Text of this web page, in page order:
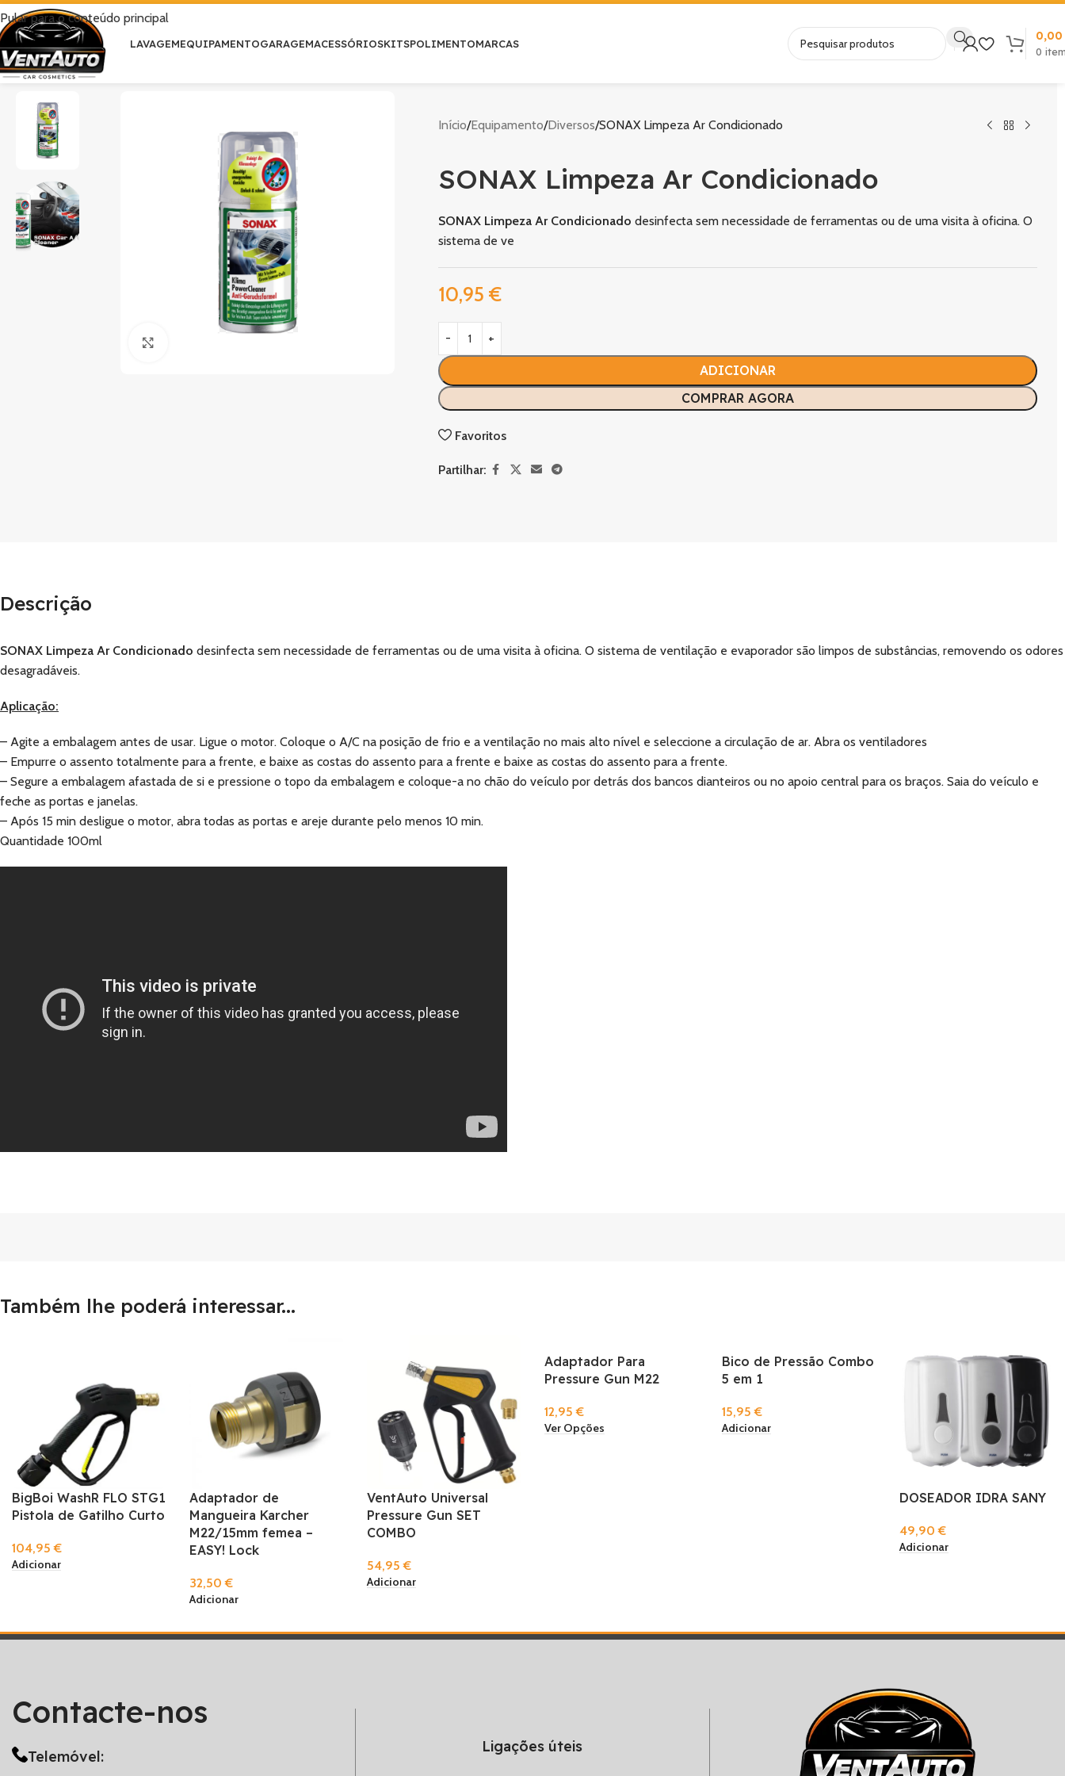
Pular para o conteúdo principal
LAVAGEMEQUIPAMENTOGARAGEMACESSÓRIOSKITSPOLIMENTOMARCAS
0
0,00
Início Equipamento Diversos SONAX Limpeza Ar Condicionado
SONAX Limpeza Ar Condicionado
SONAX Limpeza Ar Condicionado desinfecta sem necessidade de ferramentas ou de uma visita à oficina. O
sistema de ve
10,95 €
ADICIONAR
COMPRAR AGORA
Favoritos
Partilhar:
Descrição
SONAX Limpeza Ar Condicionado desinfecta sem necessidade de ferramentas ou de uma visita à oficina. O sistema de ventilação e evaporador são limpos de substâncias, removendo os odores
desagradáveis.
Aplicação:
– Agite a embalagem antes de usar. Ligue o motor. Coloque o A/C na posição de frio e a ventilação no mais alto nível e seleccione a circulação de ar. Abra os ventiladores
– Empurre o assento totalmente para a frente, e baixe as costas do assento para a frente e baixe as costas do assento para a frente.
– Segure a embalagem afastada de si e pressione o topo da embalagem e coloque-a no chão do veículo por detrás dos bancos dianteiros ou no apoio central para os braços. Saia do veículo e
feche as portas e janelas.
– Após 15 min desligue o motor, abra todas as portas e areje durante pelo menos 10 min.
Quantidade 100ml
Também lhe poderá interessar...
BigBoi WashR FLO STG1
Pistola de Gatilho Curto
104,95€
Adicionar
Adaptador de
Mangueira Karcher
M22/15mm femea –
EASY! Lock
32,50€
Adicionar
VentAuto Universal
Pressure Gun SET
COMBO
54,95€
Adicionar
Adaptador Para
Pressure Gun M22
12,95€
Ver Opções
Bico de Pressão Combo
5 em 1
15,95€
Adicionar
DOSEADOR IDRA SANY
49,90€
Adicionar
Contacte-nos
Telemóvel:
Ligações úteis